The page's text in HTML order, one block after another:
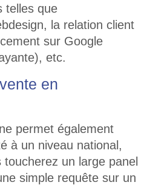
telles que
la relation client
sur Google
etc.
en
permet également
à un niveau national,
un large panel
simple requête sur un